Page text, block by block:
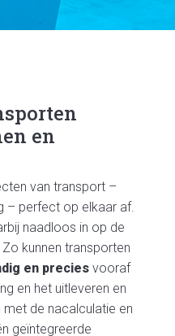
en
van transport –
– perfect op elkaar af.
naadloos in op de
kunnen transporten
en preciesvooraf
en het uitleveren en
de nacalculatie en
geïntegreerde